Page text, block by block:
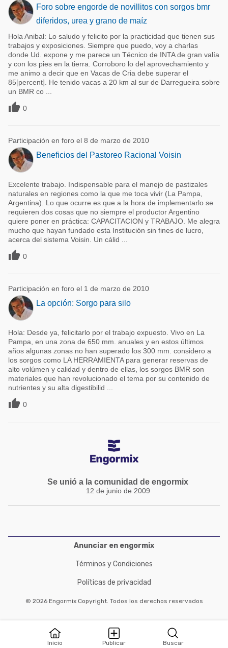
Inicio Publicar Buscar
Foro sobre engorde de novillitos con sorgos bmr
diferidos, urea y grano de maíz
Hola Anibal: Lo saludo y felicito por la practicidad que tienen sus
trabajos y exposiciones. Siempre que puedo, voy a charlas
donde Ud. expone y me parece un Técnico de INTA de gran valía
y con los pies en la tierra. Corroboro lo del aprovechamiento y
me animo a decir que en Vacas de Cria debe superar el
85[percent]. He tenido vacas a 20 km al sur de Darregueira sobre
un BMR co ...
 0
Participación en foro el 8 de marzo de 2010
Beneficios del Pastoreo Racional Voisin
Excelente trabajo. Indispensable para el manejo de pastizales
naturales en regiones como la que me toca vivir (La Pampa,
Argentina). Lo que ocurre es que a la hora de implementarlo se
requieren dos cosas que no siempre el productor Argentino
quiere poner en práctica: CAPACITACION y TRABAJO. Me alegra
mucho que hayan fundado esta Institución sin fines de lucro,
acerca del sistema Voisin. Un cálid ...
 0
Participación en foro el 1 de marzo de 2010
La opción: Sorgo para silo
Hola: Desde ya, felicitarlo por el trabajo expuesto. Vivo en La
Pampa, en una zona de 650 mm. anuales y en estos últimos
años algunas zonas no han superado los 300 mm. considero a
los sorgos como LA HERRAMIENTA para generar reservas de
alto volúmen y calidad y dentro de ellas, los sorgos BMR son
materiales que han revolucionado el tema por su contenido de
nutrientes y su alta digestibilid ...
 0
Se unió a la comunidad de engormix
12 de junio de 2009
Anunciar en engormix
Términos y Condiciones
Políticas de privacidad
© 2026 Engormix Copyright. Todos los derechos reservados